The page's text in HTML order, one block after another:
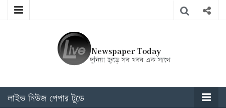
লাইভ নিউজ পেপার টুডে